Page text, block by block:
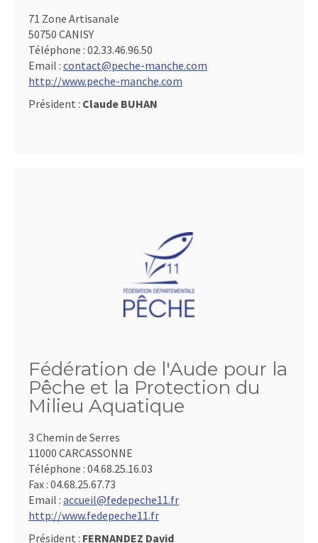
71 Zone Artisanale
50750 CANISY
Téléphone : 02.33.46.96.50
Email : contact@peche-manche.com
http://www.peche-manche.com
Président : Claude BUHAN
Fédération de l'Aude pour la
Pêche et la Protection du
Milieu Aquatique
3 Chemin de Serres
11000 CARCASSONNE
Téléphone : 04.68.25.16.03
Fax : 04.68.25.67.73
Email : accueil@fedepeche11.fr
http://www.fedepeche11.fr
Président : FERNANDEZ David